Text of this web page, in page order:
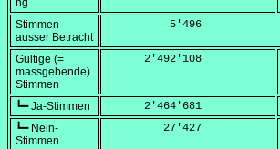
ng
Stimmen
ausser Betracht
          5'496
Gültige (=
massgebende)
Stimmen
      2'492'108
┗━ Ja-Stimmen
      2'464'681
┗━ Nein-
Stimmen
         27'427